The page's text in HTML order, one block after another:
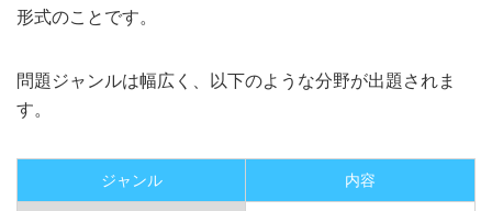
形式のことです。
問題ジャンルは幅広く、以下のような分野が出題されま
す。
ジャンル 内容